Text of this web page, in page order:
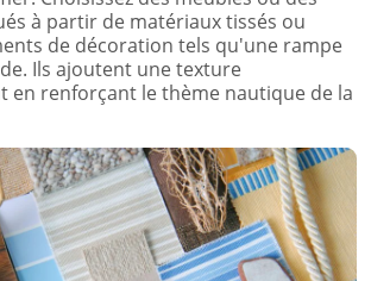
à partir de matériaux tissés ou
de décoration tels qu'une rampe
Ils ajoutent une texture
en renforçant le thème nautique de la